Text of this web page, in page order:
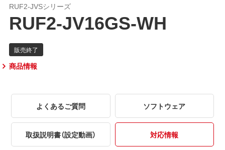
RUF2-JVSシリーズ
RUF2-JV16GS-WH
商品情報
よくあるご質問 ソフトウェア
取扱説明書（設定動画） 対応情報